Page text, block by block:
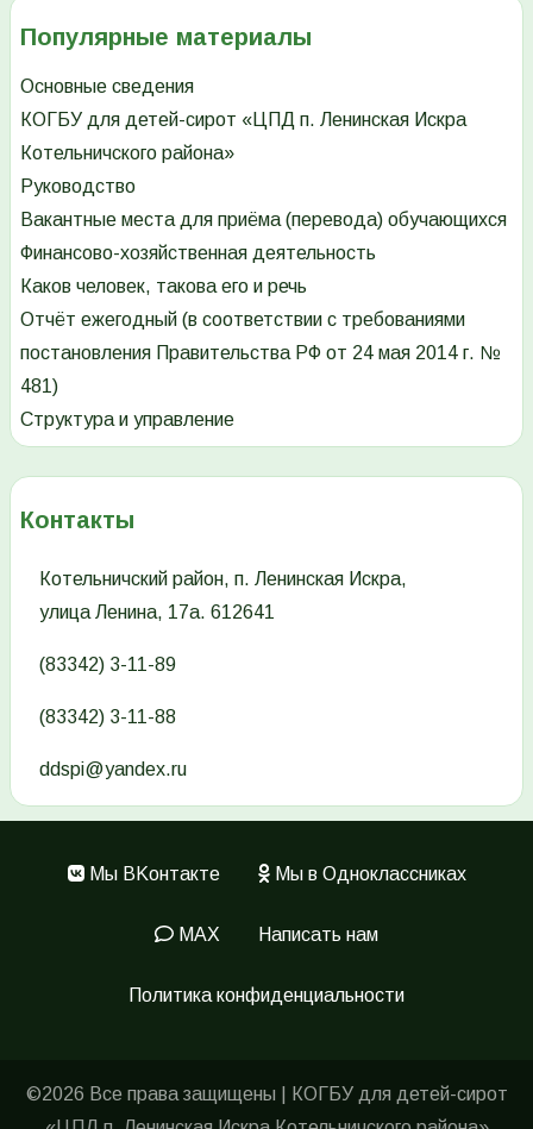
Популярные материалы
Основные сведения
КОГБУ для детей-сирот «ЦПД п. Ленинская Искра
Котельничского района»
Руководство
Вакантные места для приёма (перевода) обучающихся
Финансово-хозяйственная деятельность
Каков человек, такова его и речь
Отчёт ежегодный (в соответствии с требованиями
постановления Правительства РФ от 24 мая 2014 г. №
481)
Структура и управление
Контакты
Котельничский район, п. Ленинская Искра,
улица Ленина, 17а. 612641
(83342) 3-11-89
(83342) 3-11-88
ddspi@yandex.ru
Меню
Мы ВKонтакте Мы в Одноклассниках
MAX Написать нам
Политика конфиденциальности
©2026 Все права защищены | КОГБУ для детей-сирот